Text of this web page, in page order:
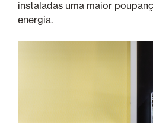
instaladas uma maior
energia.